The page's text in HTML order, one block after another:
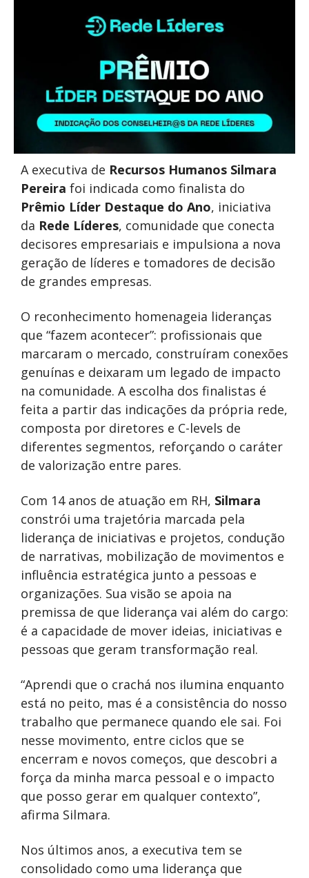
A executiva de Recursos Humanos Silmara
Pereira foi indicada como finalista do
Prêmio Líder Destaque do Ano, iniciativa
da Rede Líderes, comunidade que conecta
decisores empresariais e impulsiona a nova
geração de líderes e tomadores de decisão
de grandes empresas.
O reconhecimento homenageia lideranças
que “fazem acontecer”: profissionais que
marcaram o mercado, construíram conexões
genuínas e deixaram um legado de impacto
na comunidade. A escolha dos finalistas é
feita a partir das indicações da própria rede,
composta por diretores e C-levels de
diferentes segmentos, reforçando o caráter
de valorização entre pares.
Com 14 anos de atuação em RH, Silmara
constrói uma trajetória marcada pela
liderança de iniciativas e projetos, condução
de narrativas, mobilização de movimentos e
influência estratégica junto a pessoas e
organizações. Sua visão se apoia na
premissa de que liderança vai além do cargo:
é a capacidade de mover ideias, iniciativas e
pessoas que geram transformação real.
“Aprendi que o crachá nos ilumina enquanto
está no peito, mas é a consistência do nosso
trabalho que permanece quando ele sai. Foi
nesse movimento, entre ciclos que se
encerram e novos começos, que descobri a
força da minha marca pessoal e o impacto
que posso gerar em qualquer contexto”,
afirma Silmara.
Nos últimos anos, a executiva tem se
consolidado como uma liderança que